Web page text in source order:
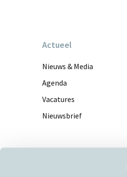
Actueel
Nieuws & Media
Agenda
Vacatures
Nieuwsbrief